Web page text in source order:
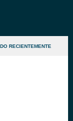
RECIENTEMENTE